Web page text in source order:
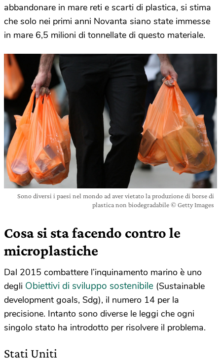
abbandonare in mare reti e scarti di plastica, si stima
che solo nei primi anni Novanta siano state immesse
in mare 6,5 milioni di tonnellate di questo materiale.
Sono diversi i paesi nel mondo ad aver vietato la produzione di borse di
plastica non biodegradabile © Getty Images
Cosa si sta facendo contro le
microplastiche
Dal 2015 combattere l’inquinamento marino è uno
degli Obiettivi di sviluppo sostenibile (Sustainable
development goals, Sdg), il numero 14 per la
precisione. Intanto sono diverse le leggi che ogni
singolo stato ha introdotto per risolvere il problema.
Stati Uniti